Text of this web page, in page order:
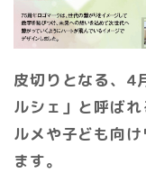
皮切りとなる、4
ルシェ」と呼ば
ルメや子ども向
ます。